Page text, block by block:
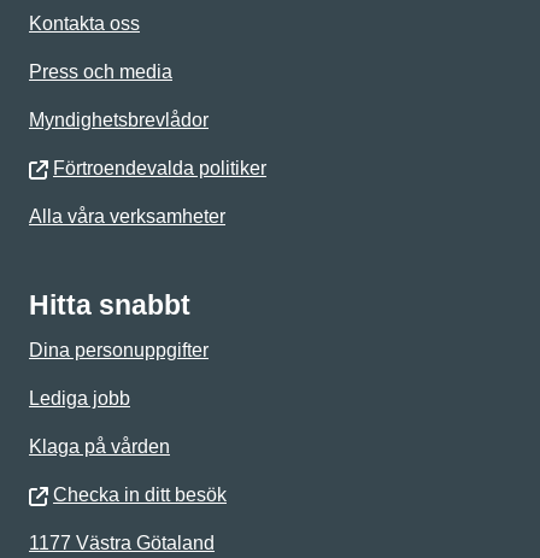
Kontakta oss
Press och media
Myndighetsbrevlådor
Förtroendevalda politiker
Alla våra verksamheter
Hitta snabbt
Dina personuppgifter
Lediga jobb
Klaga på vården
Checka in ditt besök
1177 Västra Götaland